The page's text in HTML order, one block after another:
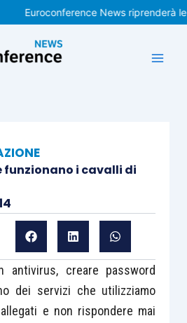
Euroconference News riprenderà le
funzionano i cavalli di
antivirus, creare password
dei servizi che utilizziamo
e non rispondere mai